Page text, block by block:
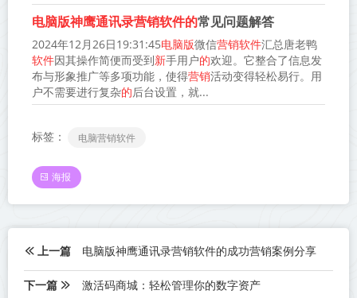
电脑版神鹰通讯录营销软件的常见问题解答
2024年12月26日19:31:45电脑版微信营销软件汇总唐老鸭
软件因其操作简便而受到新手用户的欢迎。它整合了信息发
布与形象推广等多项功能，使得营销活动变得轻松易行。用
户不需要进行复杂的后台设置，就...
标签： 电脑营销软件
海报
上一篇 电脑版神鹰通讯录营销软件的成功营销案例分享
下一篇 激活码商城：轻松管理你的数字资产